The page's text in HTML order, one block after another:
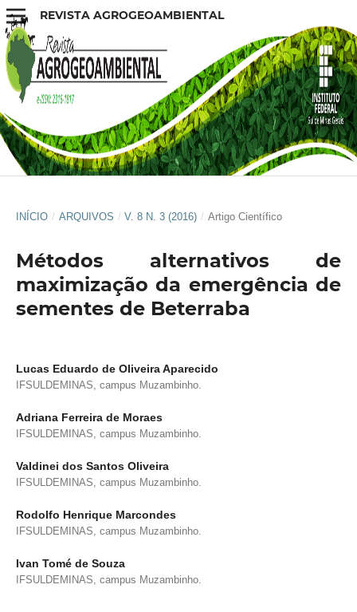
REVISTA AGROGEOAMBIENTAL
INÍCIO / ARQUIVOS / V. 8 N. 3 (2016) / Artigo Científico
Métodos alternativos de
maximização da emergência de
sementes de Beterraba
Lucas Eduardo de Oliveira Aparecido
IFSULDEMINAS, campus Muzambinho.
Adriana Ferreira de Moraes
IFSULDEMINAS, campus Muzambinho.
Valdinei dos Santos Oliveira
IFSULDEMINAS, campus Muzambinho.
Rodolfo Henrique Marcondes
IFSULDEMINAS, campus Muzambinho.
Ivan Tomé de Souza
IFSULDEMINAS, campus Muzambinho.